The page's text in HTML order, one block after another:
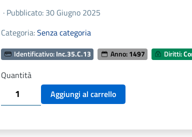
· Pubblicato: 30 Giugno 2025
Categoria:Senza categoria
Identificativo:Inc.35.C.13 Anno:1497 Diritti:
Quantità
MONTAGNANA,
BARTHOLOMEUS.
MEDICA.
Aggiungi al carrello